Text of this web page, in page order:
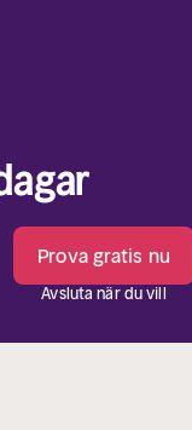
Prova gratis nu
Avsluta när du vill